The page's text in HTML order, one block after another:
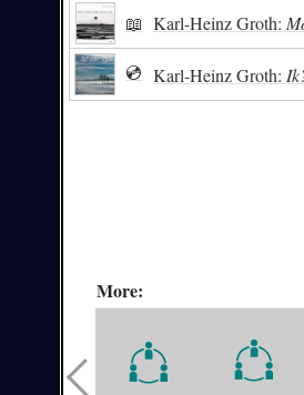
📖 Karl-Heinz Groth:
💿 Karl-Heinz Groth:
More: